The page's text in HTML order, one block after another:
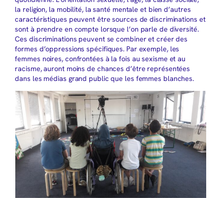
la religion, la mobilité, la santé mentale et bien d’autres
caractéristiques peuvent être sources de discriminations et
sont à prendre en compte lorsque l’on parle de diversité.
Ces discriminations peuvent se combiner et créer des
formes d’oppressions spécifiques. Par exemple, les
femmes noires, confrontées à la fois au sexisme et au
racisme, auront moins de chances d’être représentées
dans les médias grand public que les femmes blanches.